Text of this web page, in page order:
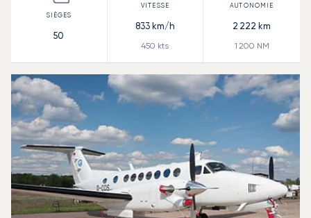
50
833km/h
450 kts
2 222 km
1 200 NM